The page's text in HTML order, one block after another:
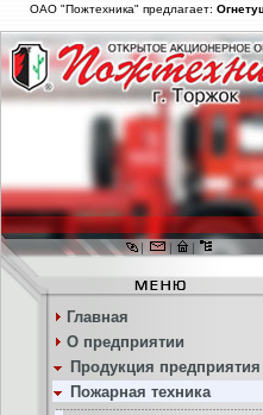
ОАО "Пожтехника" предлагает:
| | |
Главная
О предприятии
Продукция предприятия
Пожарная техника